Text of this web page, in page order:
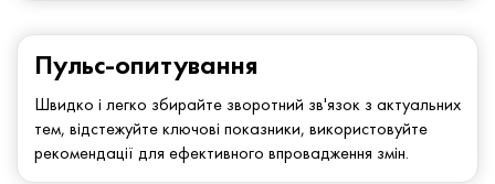
Пульс-опитування
Швидко і легко збирайте зворотний зв'язок з актуальних
тем, відстежуйте ключові показники, використовуйте
рекомендації для ефективного впровадження змін.